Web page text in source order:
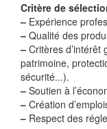
Critère de
– Expérience
– Qualité des
– Critères d’intérêt
patrimoine,
sécurité...).
– Soutien à
– Création
– Respect des